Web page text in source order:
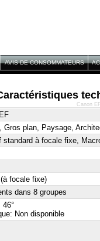
AVIS DE CONSOMMATEURS
Gros plan, Paysage,
standard à focale fixe,
focale fixe)
dans 8 groupes
46°
Non disponible
Canon